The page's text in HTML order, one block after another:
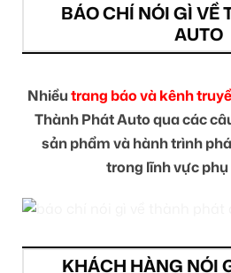
BÁO CHÍ NÓI GÌ VỀ
AUTO
Nhiềutrang báo và kênh
Thành Phát Auto qua các
sản phẩm và hành trình
trong lĩnh vực phụ
KHÁCH HÀNG NÓI